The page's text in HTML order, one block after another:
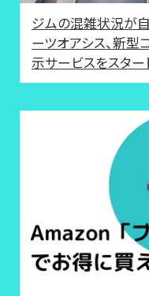
ジムの混雑状況が
ーツオアシス、新
示サービスをスター